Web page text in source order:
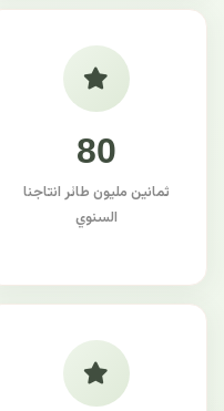
80
ثمانين مليون طائر انتاجنا
السنوي